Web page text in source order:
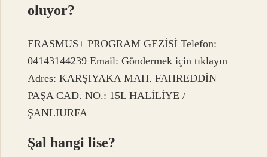
oluyor?
ERASMUS+ PROGRAM GEZİSİ Telefon:
04143144239 Email: Göndermek için tıklayın
Adres: KARŞIYAKA MAH. FAHREDDİN
PAŞA CAD. NO.: 15L HALİLİYE /
ŞANLIURFA
Şal hangi lise?